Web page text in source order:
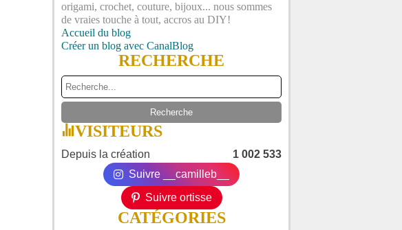
origami, crochet, couture, bijoux... nous sommes
de vraies touche à tout, accros au DIY!
Accueil du blog
Créer un blog avec CanalBlog
RECHERCHE
VISITEURS
Depuis la création
1 002 533
Suivre __camilleb__
Suivre ortisse
CATÉGORIES